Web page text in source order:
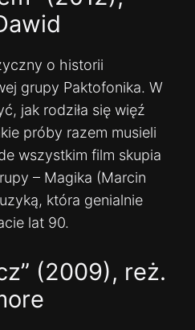
o historii
grupy Paktofonika. W
jak rodziła się więź
próby razem musieli
wszystkim film skupia
– Magika (Marcin
która genialnie
lat 90.
(2009), reż.